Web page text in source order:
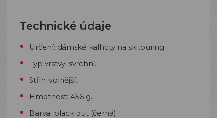
Technické údaje
Určení: dámské kalhoty na skitouring.
Typ vrstvy: svrchní.
Střih: volnější.
Hmotnost: 456 g.
Barva: black out (černá)